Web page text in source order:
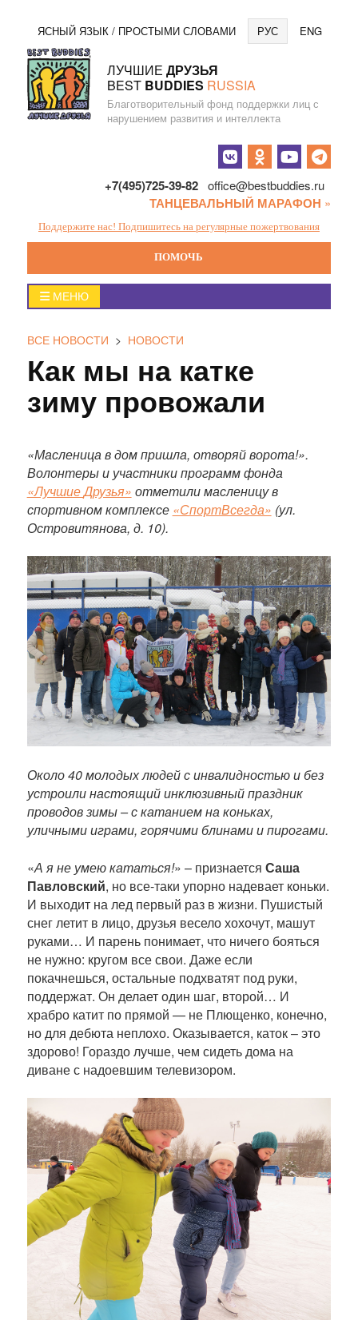
Перейти
к
содержанию
ЯСНЫЙ ЯЗЫК / ПРОСТЫМИ СЛОВАМИ РУС ENG
ЛУЧШИЕ ДРУЗЬЯ
BEST BUDDIES RUSSIA
Благотворительный фонд поддержки лиц с
нарушением развития и интеллекта
+7(495)725-39-82 office@bestbuddies.ru
ТАНЦЕВАЛЬНЫЙ МАРАФОН »
Поддержите нас! Подпишитесь на регулярные пожертвования
ПОМОЧЬ
Главное
меню
МЕНЮ
ВСЕ НОВОСТИ > НОВОСТИ
Как мы на катке
зиму провожали
л
н
ы
й
т
е
к
с
т
п
у
б
и
и
«Масленица в дом пришла, отворяй ворота!».
Волонтеры и участники программ фонда
«ЛучшиеДрузья» отметили масленицу в
спортивном комплексе «СпортВсегда» (ул.
Островитянова, д. 10).
Около 40 молодых людей с инвалидностью и без
устроили настоящий инклюзивный праздник
проводов зимы – с катанием на коньках,
уличными играми, горячими блинами и пирогами.
«А я не умею кататься!» – признается Саша
Павловский, но все-таки упорно надевает коньки.
И выходит на лед первый раз в жизни. Пушистый
снег летит в лицо, друзья весело хохочут, машут
руками… И парень понимает, что ничего бояться
не нужно: кругом все свои. Даже если
покачнешься, остальные подхватят под руки,
поддержат. Он делает один шаг, второй… И
храбро катит по прямой — не Плющенко, конечно,
но для дебюта неплохо. Оказывается, каток – это
здорово! Гораздо лучше, чем сидеть дома на
диване с надоевшим телевизором.